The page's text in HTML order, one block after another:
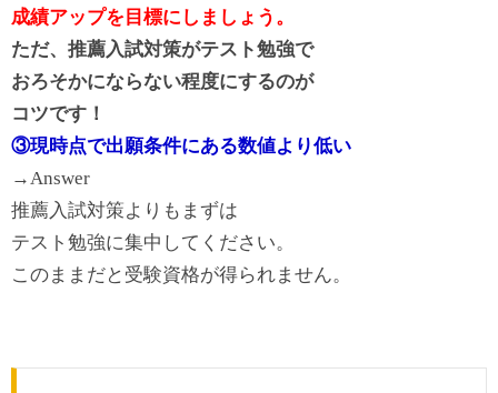
成績アップを目標にしましょう。
ただ、推薦入試対策がテスト勉強で
おろそかにならない程度にするのが
コツです！
③現時点で出願条件にある数値より低い
→Answer
推薦入試対策よりもまずは
テスト勉強に集中してください。
このままだと受験資格が得られません。